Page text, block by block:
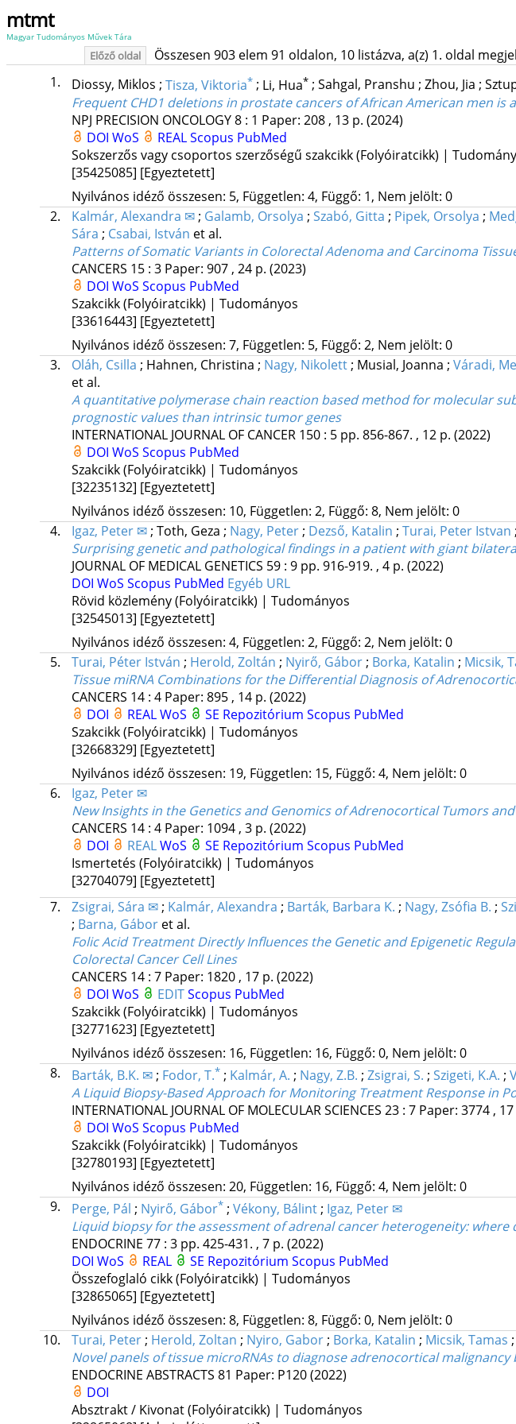
mtmt
Magyar Tudományos Művek Tára
Előző oldal Összesen 903 elem 91 oldalon, 10 listázva, a(z) 1. oldal
1. Diossy, Miklos ; Tisza, Viktoria* ; Li, Hua* ; Sahgal, Pranshu ; Zhou, Jia ;
Frequent CHD1 deletions in prostate cancers of African American men
NPJ PRECISION ONCOLOGY8: 1 Paper: 208 , 13 p. (2024)
DOI WoS REALScopus PubMed
Sokszerzős vagy csoportos szerzőségű szakcikk (Folyóiratcikk) |
[35425085] [Egyeztetett]
Nyilvános idéző összesen: 5, Független: 4, Függő: 1, Nem jelölt: 0
2.
Kalmár, Alexandra ✉ ; Galamb, Orsolya ; Szabó, Gitta ; Pipek, Orsolya ;
Sára ; Csabai, István et al.
Patterns of Somatic Variants in Colorectal Adenoma and Carcinoma
CANCERS 15: 3 Paper: 907 , 24 p. (2023)
DOI WoS Scopus PubMed
Szakcikk (Folyóiratcikk) | Tudományos
[33616443] [Egyeztetett]
Nyilvános idéző összesen: 7, Független: 5, Függő: 2, Nem jelölt: 0
3.
Oláh, Csilla ; Hahnen, Christina ; Nagy, Nikolett ; Musial, Joanna ; Váradi,
et al.
A quantitative polymerase chain reaction based method for molecular
prognostic values than intrinsic tumor genes
INTERNATIONAL JOURNAL OF CANCER 150: 5 pp. 856-867. , 12 p. (2022)
DOI WoS Scopus PubMed
Szakcikk (Folyóiratcikk) | Tudományos
[32235132] [Egyeztetett]
Nyilvános idéző összesen: 10, Független: 2, Függő: 8, Nem jelölt: 0
4.
Igaz, Peter ✉ ; Toth, Geza ; Nagy, Peter ; Dezső, Katalin ; Turai, Peter Istvan ;
Surprising genetic and pathological findings in a patient with giant
JOURNAL OF MEDICAL GENETICS 59: 9 pp. 916-919. , 4 p. (2022)
DOI WoS Scopus PubMed Egyéb URL
Rövid közlemény (Folyóiratcikk) | Tudományos
[32545013] [Egyeztetett]
Nyilvános idéző összesen: 4, Független: 2, Függő: 2, Nem jelölt: 0
5.
Turai, Péter István ; Herold, Zoltán ; Nyirő, Gábor ; Borka, Katalin ; Micsik,
Tissue miRNA Combinations for the Differential Diagnosis of
CANCERS 14: 4 Paper: 895 , 14 p. (2022)
DOI
REALWoS SE Repozitórium Scopus PubMed
Szakcikk (Folyóiratcikk) | Tudományos
[32668329] [Egyeztetett]
Nyilvános idéző összesen: 19, Független: 15, Függő: 4, Nem jelölt: 0
6.
Igaz, Peter ✉
New Insights in the Genetics and Genomics of Adrenocortical Tumors
CANCERS 14: 4 Paper: 1094 , 3 p. (2022)
DOI
REALWoS SE Repozitórium Scopus PubMed
Ismertetés (Folyóiratcikk) | Tudományos
[32704079] [Egyeztetett]
7.
Zsigrai, Sára ✉ ; Kalmár, Alexandra ; Barták, Barbara K. ; Nagy, Zsófia B. ;
; Barna, Gábor et al.
Folic Acid Treatment Directly Influences the Genetic and Epigenetic
Colorectal Cancer Cell Lines
CANCERS 14: 7 Paper: 1820 , 17 p. (2022)
DOI WoS EDITScopus PubMed
Szakcikk (Folyóiratcikk) | Tudományos
[32771623] [Egyeztetett]
Nyilvános idéző összesen: 16, Független: 16, Függő: 0, Nem jelölt: 0
8.
Barták, B.K. ✉ ; Fodor, T.* ; Kalmár, A. ; Nagy, Z.B. ; Zsigrai, S. ; Szigeti, K.A. ;
A Liquid Biopsy-Based Approach for Monitoring Treatment Response in
INTERNATIONAL JOURNAL OF MOLECULAR SCIENCES 23: 7 Paper: 3774 ,
DOI WoS Scopus PubMed
Szakcikk (Folyóiratcikk) | Tudományos
[32780193] [Egyeztetett]
Nyilvános idéző összesen: 20, Független: 16, Függő: 4, Nem jelölt: 0
9.
Perge, Pál ; Nyirő, Gábor* ; Vékony, Bálint; Igaz, Peter ✉
Liquid biopsy for the assessment of adrenal cancer heterogeneity: where
ENDOCRINE 77: 3 pp. 425-431. , 7 p. (2022)
DOI WoS REAL SE Repozitórium Scopus PubMed
Összefoglaló cikk (Folyóiratcikk) | Tudományos
[32865065] [Egyeztetett]
Nyilvános idéző összesen: 8, Független: 8, Függő: 0, Nem jelölt: 0
10.
Turai, Peter; Herold, Zoltan ; Nyiro, Gabor; Borka, Katalin ; Micsik, Tamas ;
Novel panels of tissue microRNAs to diagnose adrenocortical
ENDOCRINE ABSTRACTS 81 Paper: P120(2022)
DOI
Absztrakt / Kivonat (Folyóiratcikk) | Tudományos